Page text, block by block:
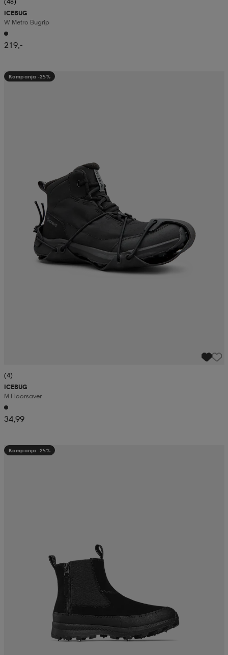
ICEBUG
W Metro Bugrip
219,-
Kampanja -25%
(4)
ICEBUG
M Floorsaver
34,99
Kampanja -25%